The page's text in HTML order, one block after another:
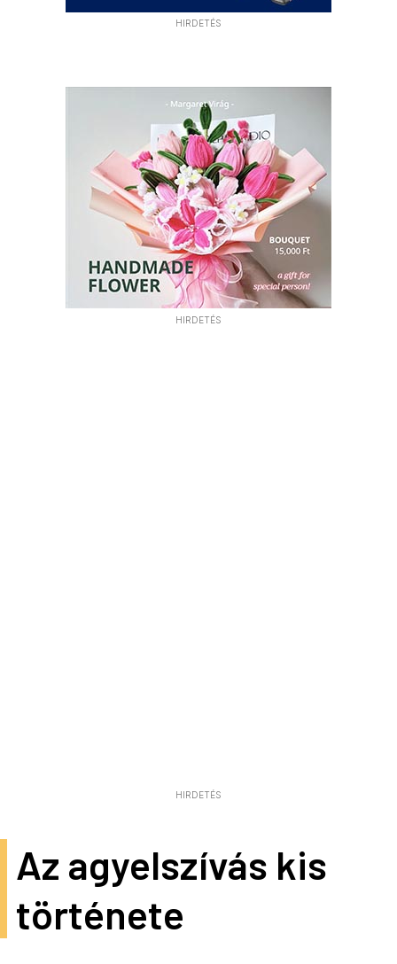
HIRDETÉS
HIRDETÉS
HIRDETÉS
Az agyelszívás kis
története